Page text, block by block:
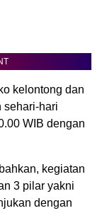
kelontong dan
sehari-hari
WIB dengan
kegiatan
3 pilar yakni
dengan